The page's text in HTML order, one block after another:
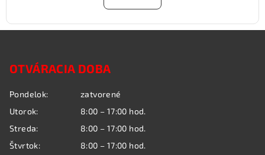
OTVÁRACIA DOBA
Pondelok:
zatvorené
Utorok:
8:00 – 17:00 hod.
Streda:
8:00 – 17:00 hod.
Štvrtok:
8:00 – 17:00 hod.